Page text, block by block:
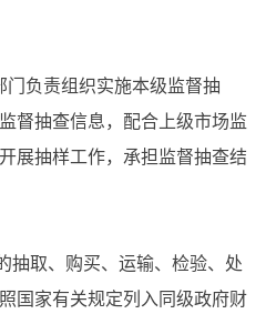
负责组织实施本级监督抽
督抽查信息，配合上级市场监
展抽样工作，承担监督抽查结
抽取、购买、运输、检验、处
国家有关规定列入同级政府财